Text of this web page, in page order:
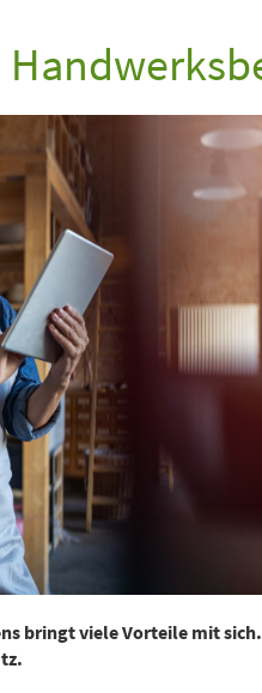
bringt viele Vorteile mit